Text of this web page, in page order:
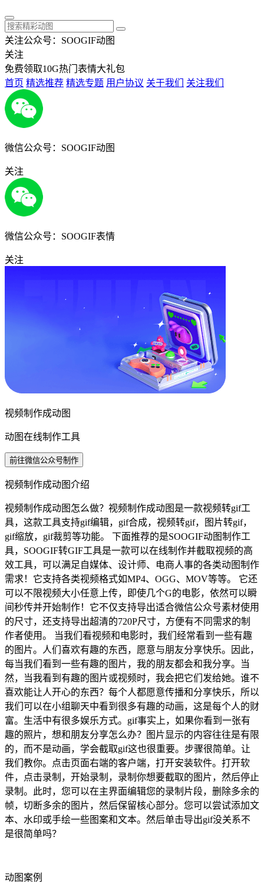
关注公众号：SOOGIF动图
关注
免费领取10G热门表情大礼包
首页 精选推荐 精选专题 用户协议 关于我们 关注我们
微信公众号：SOOGIF动图
关注
微信公众号：SOOGIF表情
关注
视频制作成动图
动图在线制作工具
前往微信公众号制作
视频制作成动图介绍
视频制作成动图怎么做？视频制作成动图是一款视频转gif工
具，这款工具支持gif编辑，gif合成，视频转gif，图片转gif，
gif缩放，gif裁剪等功能。 下面推荐的是SOOGIF动图制作工
具，SOOGIF转GIF工具是一款可以在线制作并截取视频的高
效工具，可以满足自媒体、设计师、电商人事的各类动图制作
需求！它支持各类视频格式如MP4、OGG、MOV等等。 它还
可以不限视频大小任意上传，即使几个G的电影，依然可以瞬
间秒传并开始制作！它不仅支持导出适合微信公众号素材使用
的尺寸，还支持导出超清的720P尺寸，方便有不同需求的制
作者使用。 当我们看视频和电影时，我们经常看到一些有趣
的图片。人们喜欢有趣的东西，愿意与朋友分享快乐。因此，
每当我们看到一些有趣的图片，我的朋友都会和我分享。当
然，当我看到有趣的图片或视频时，我会把它们发给她。谁不
喜欢能让人开心的东西？每个人都愿意传播和分享快乐，所以
我们可以在小组聊天中看到很多有趣的动画，这是每个人的财
富。生活中有很多娱乐方式。gif事实上，如果你看到一张有
趣的照片，想和朋友分享怎么办？图片显示的内容往往是有限
的，而不是动画，学会截取gif这也很重要。步骤很简单。让
我们教你。点击页面右端的客户端，打开安装软件。打开软
件，点击录制，开始录制，录制你想要截取的图片，然后停止
录制。此时，您可以在主界面编辑您的录制片段，删除多余的
帧，切断多余的图片，然后保留核心部分。您可以尝试添加文
本、水印或手绘一些图案和文本。然后单击导出gif没关系不
是很简单吗？
动图案例